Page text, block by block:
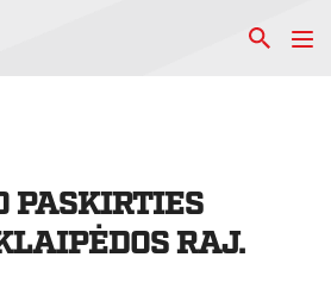
PASKIRTIES
RAJ.